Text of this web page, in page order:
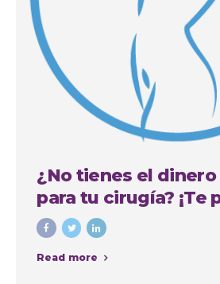
¿No tienes el
para tu cirugía? ¡Te
financiar!
Read more